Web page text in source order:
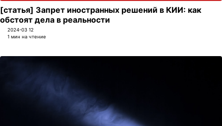
[статья] Запрет иностранных решений в КИИ: как
обстоят дела в реальности
2024-03 12
1 мин на чтение